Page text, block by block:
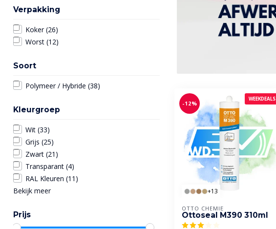
Verpakking
Koker(26)
Worst (12)
Soort
Polymeer / Hybride (38)
Kleurgroep
Wit (33)
Grijs (25)
Zwart (21)
Transparant (4)
RAL Kleuren (11)
Bekijk meer
Prijs
WEEKDEALS
+13
-12%
OTTO CHEMIE
Ottoseal M390 310ml